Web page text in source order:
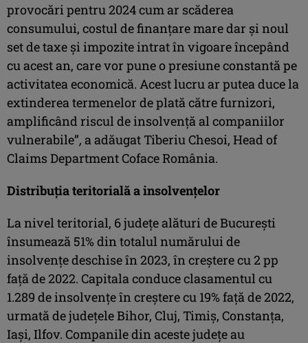
provocări pentru 2024 cum ar scăderea
consumului, costul de finanțare mare dar și noul
set de taxe și impozite intrat în vigoare începând
cu acest an, care vor pune o presiune constantă pe
activitatea economică. Acest lucru ar putea duce la
extinderea termenelor de plată către furnizori,
amplificând riscul de insolvență al companiilor
vulnerabile”, a adăugat Tiberiu Chesoi, Head of
Claims Department Coface România.
Distribuția teritorială a insolvențelor
La nivel teritorial, 6 județe alături de București
însumează 51% din totalul numărului de
insolvențe deschise în 2023, în creștere cu 2 pp
față de 2022. Capitala conduce clasamentul cu
1.289 de insolvențe în creștere cu 19% față de 2022,
urmată de județele Bihor, Cluj, Timiș, Constanța,
Iași, Ilfov. Companile din aceste județe au